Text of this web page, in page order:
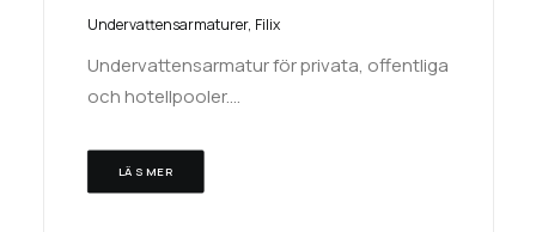
Undervattensarmaturer, Filix
Undervattensarmatur för privata, offentliga
och hotellpooler.…
LÄS MER